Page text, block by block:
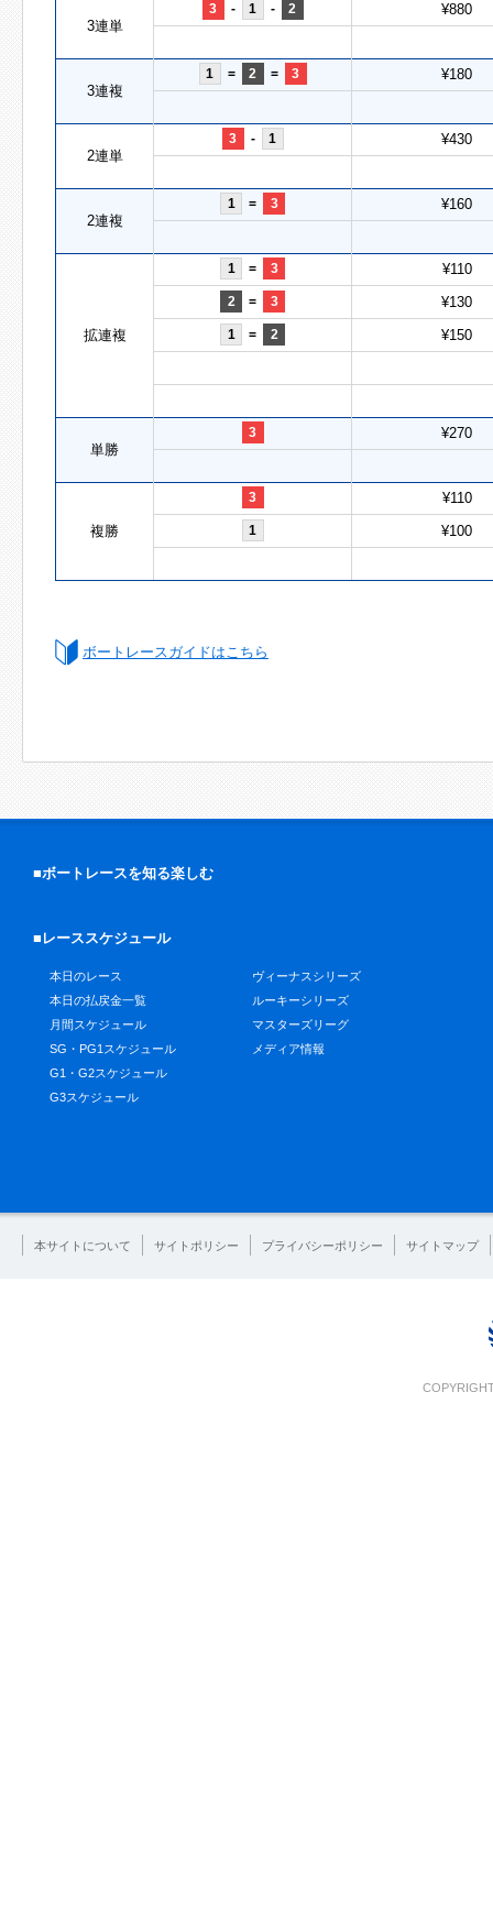
3連単
3 - 1 - 2 ¥880
3連複
1 = 2 = 3 ¥180
2連単
3 - 1 ¥430
2連複
1 = 3 ¥160
拡連複
1 = 3 ¥110
2 = 3 ¥130
1 = 2 ¥150
単勝
3 ¥270
複勝
3 ¥110
1 ¥100
ボートレースガイドはこちら
■ボートレースを知る楽しむ
■レーススケジュール
本日のレース
本日の払戻金一覧
月間スケジュール
SG・PG1スケジュール
G1・G2スケジュール
G3スケジュール
ヴィーナスシリーズ
ルーキーシリーズ
マスターズリーグ
メディア情報
本サイトについて サイトポリシー プライバシーポリシー サイトマップ